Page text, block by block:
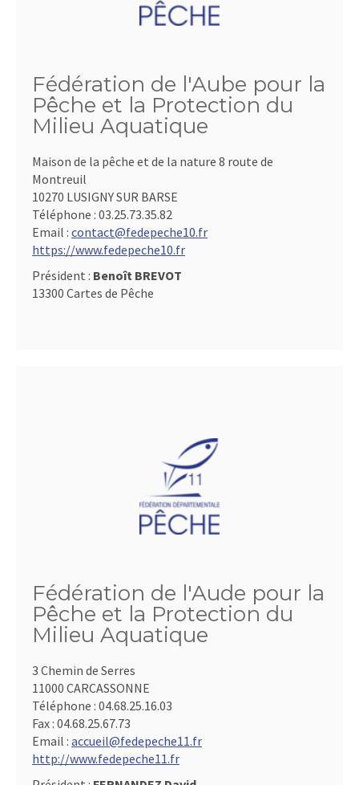
Fédération de l'Aube pour la
Pêche et la Protection du
Milieu Aquatique
Maison de la pêche et de la nature 8 route de
Montreuil
10270 LUSIGNY SUR BARSE
Téléphone : 03.25.73.35.82
Email : contact@fedepeche10.fr
https://www.fedepeche10.fr
Président : Benoît BREVOT
13300 Cartes de Pêche
Fédération de l'Aude pour la
Pêche et la Protection du
Milieu Aquatique
3 Chemin de Serres
11000 CARCASSONNE
Téléphone : 04.68.25.16.03
Fax : 04.68.25.67.73
Email : accueil@fedepeche11.fr
http://www.fedepeche11.fr